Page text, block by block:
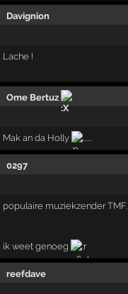
Davignion
Lache !
Ome Bertuz
Mak an da Holly .......
0297
populaire muziekzender TMF.
ik weet genoeg
reefdave